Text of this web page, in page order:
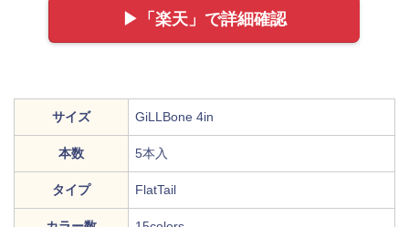
▶︎「楽天」で詳細確認
サイズ GiLLBone 4in
本数 5本入
タイプ FlatTail